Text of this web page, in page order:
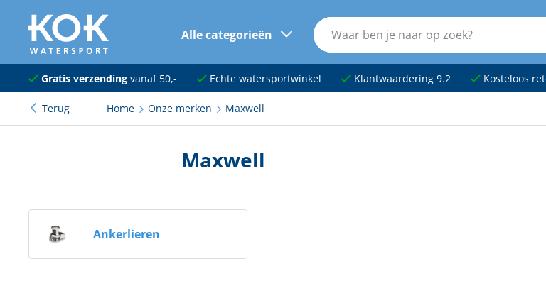
naar hoofdinhoud
Alle categorieën
Navigatie
Dekuitrusting
Elektra
Kleding en schoenen
Gratis verzendingvanaf 50,- Echte watersportwinkel Klantwaardering 9.2 Kosteloos
Terug Home Onze merken Maxwell
Maxwell
Ankerlieren